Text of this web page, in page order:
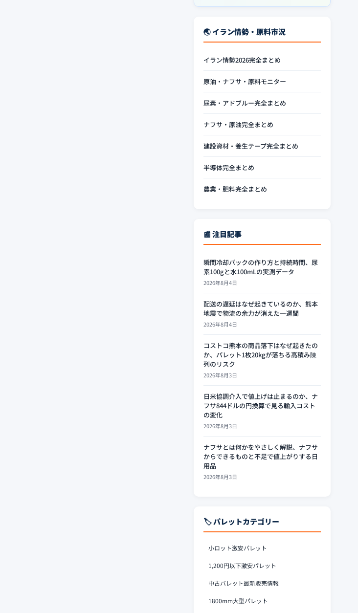
🌏 イラン情勢・原料市況
イラン情勢2026完全まとめ
原油・ナフサ・原料モニター
尿素・アドブルー完全まとめ
ナフサ・原油完全まとめ
建設資材・養生テープ完全まとめ
半導体完全まとめ
農業・肥料完全まとめ
📰 注目記事
瞬間冷却パックの作り方と持続時間、尿
素100gと水100mLの実測データ
2026年8月4日
配送の遅延はなぜ起きているのか、熊本
地震で物流の余力が消えた一週間
2026年8月4日
コストコ熊本の商品落下はなぜ起きたの
か、パレット1枚20kgが落ちる高積み陳
列のリスク
2026年8月3日
日米協調介入で値上げは止まるのか、ナ
フサ844ドルの円換算で見る輸入コスト
の変化
2026年8月3日
ナフサとは何かをやさしく解説、ナフサ
からできるものと不足で値上がりする日
用品
2026年8月3日
🏷️ パレットカテゴリー
小ロット激安パレット
1,200円以下激安パレット
中古パレット最新販売情報
1800mm大型パレット